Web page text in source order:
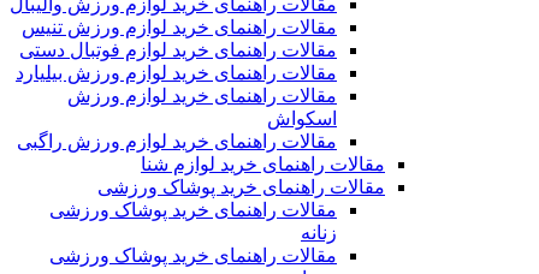
مقالات راهنمای خرید لوازم ورزش تنیس
مقالات راهنمای خرید لوازم فوتبال دستی
مقالات راهنمای خرید لوازم ورزش بیلیارد
مقالات راهنمای خرید لوازم ورزش
اسکواش
مقالات راهنمای خرید لوازم ورزش راگبی
مقالات راهنمای خرید لوازم شنا
مقالات راهنمای خرید پوشاک ورزشی
مقالات راهنمای خرید پوشاک ورزشی
زنانه
مقالات راهنمای خرید پوشاک ورزشی